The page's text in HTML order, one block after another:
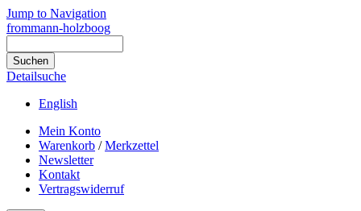
Jump to Navigation
frommann-holzboog
Detailsuche
English
Mein Konto
Warenkorb /Merkzettel
Newsletter
Kontakt
Vertragswiderruf